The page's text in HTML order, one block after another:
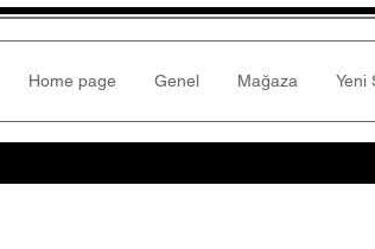
Home page Genel Mağaza Yeni